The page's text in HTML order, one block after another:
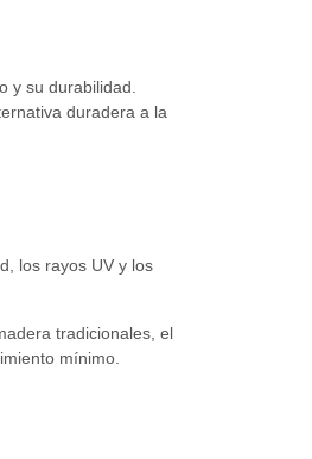
y su durabilidad.
duradera a la
los rayos UV y los
tradicionales, el
mínimo.